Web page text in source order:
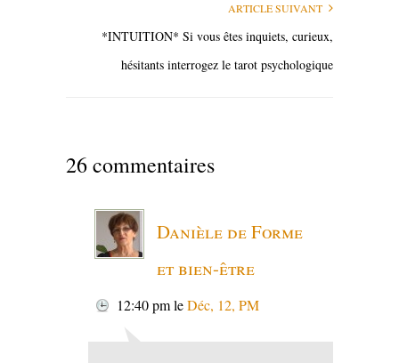
ARTICLE SUIVANT
*INTUITION* Si vous êtes inquiets, curieux,
hésitants interrogez le tarot psychologique
26 commentaires
Danièle de Forme
et bien-être
12:40 pmleDéc, 12, PM